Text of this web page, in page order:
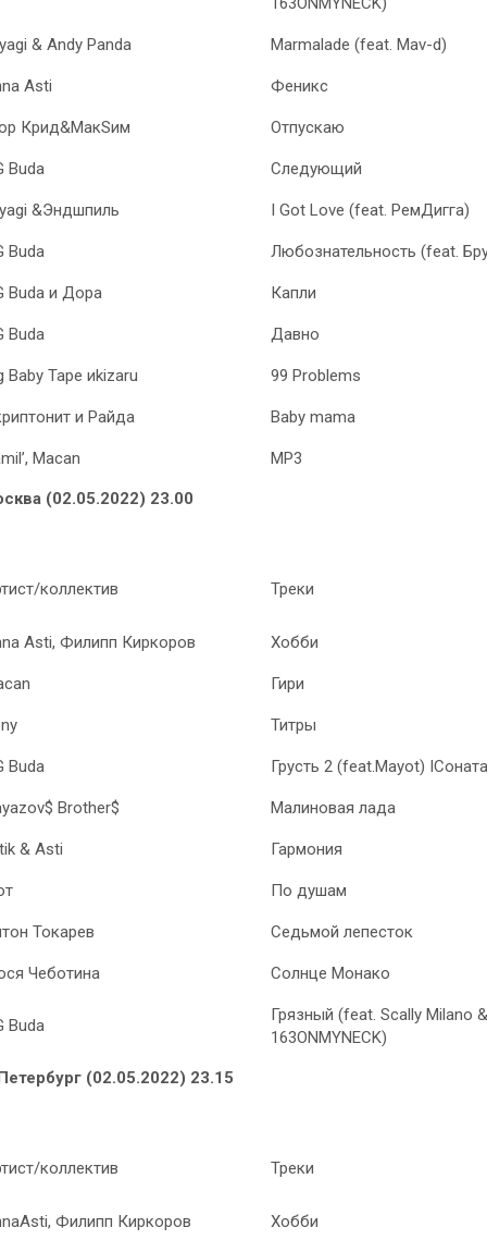
& Andy Panda Marmalade (feat. Mav-d)
Asti Феникс
Крид&МакSим Отпускаю
Buda Следующий
&Эндшпиль I Got Love (feat. РемДигга)
Buda Любознательность (feat.
Buda и Дора Капли
Buda Давно
Baby Tape иkizaru 99 Problems
и Райда Baby mama
Macan MP3
(02.05.2022) 23.00
коллектив Треки
Asti, Филипп Киркоров Хобби
Гири
Титры
Buda Грусть 2 (feat.Mayot)
Brother$ Малиновая лада
& Asti Гармония
По душам
Токарев Седьмой лепесток
Чеботина Солнце Монако
Buda
Грязный (feat. Scally Milano &
163ONMYNECK)
(02.05.2022) 23.15
коллектив Треки
Филипп Киркоров Хобби